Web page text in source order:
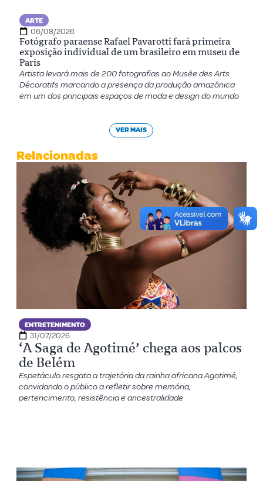
ARTE
06/08/2026
Fotógrafo paraense Rafael Pavarotti fará primeira
exposição individual de um brasileiro em museu de
Paris
Artista levará mais de 200 fotografias ao Musée des Arts
Décoratifs marcando a presença da produção amazônica
em um dos principais espaços de moda e design do mundo
VER MAIS
Relacionadas
ENTRETENIMENTO
31/07/2026
‘A Saga de Agotimé’ chega aos palcos
de Belém
Espetáculo resgata a trajetória da rainha africana Agotimé,
convidando o público a refletir sobre memória,
pertencimento, resistência e ancestralidade